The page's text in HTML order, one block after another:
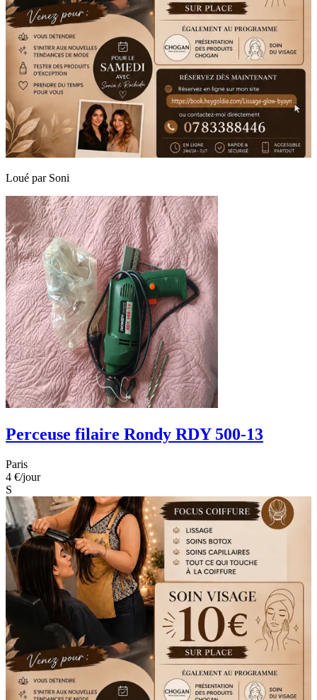
Loué par Soni
Perceuse filaire Rondy RDY 500-13
Paris
4 €/jour
S